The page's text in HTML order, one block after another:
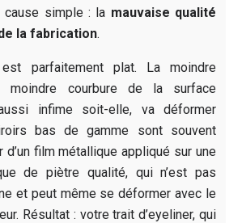
simple : la mauvaise qualité
la fabrication.
parfaitement plat. La moindre
moindre courbure de la surface
infime soit-elle, va déformer
bas de gamme sont souvent
film métallique appliqué sur une
de piètre qualité, qui n’est pas
et peut même se déformer avec le
Résultat : votre trait d’eyeliner, qui